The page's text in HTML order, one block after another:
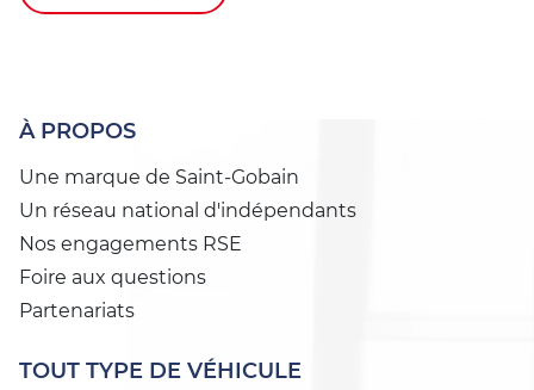
À PROPOS
Une marque de Saint-Gobain
Un réseau national d'indépendants
Nos engagements RSE
Foire aux questions
Partenariats
TOUT TYPE DE VÉHICULE